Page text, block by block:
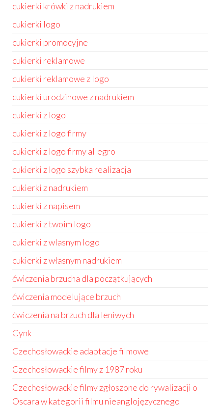
cukierki krówki z nadrukiem
cukierki logo
cukierki promocyjne
cukierki reklamowe
cukierki reklamowe z logo
cukierki urodzinowe z nadrukiem
cukierki z logo
cukierki z logo firmy
cukierki z logo firmy allegro
cukierki z logo szybka realizacja
cukierki z nadrukiem
cukierki z napisem
cukierki z twoim logo
cukierki z wlasnym logo
cukierki z własnym nadrukiem
ćwiczenia brzucha dla początkujących
ćwiczenia modelujące brzuch
ćwiczenia na brzuch dla leniwych
Cynk
Czechosłowackie adaptacje filmowe
Czechosłowackie filmy z 1987 roku
Czechosłowackie filmy zgłoszone do rywalizacji o
Oscara w kategorii filmu nieanglojęzycznego